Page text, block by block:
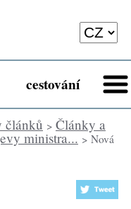
cestování
článků > Články a
ministra... > Nová